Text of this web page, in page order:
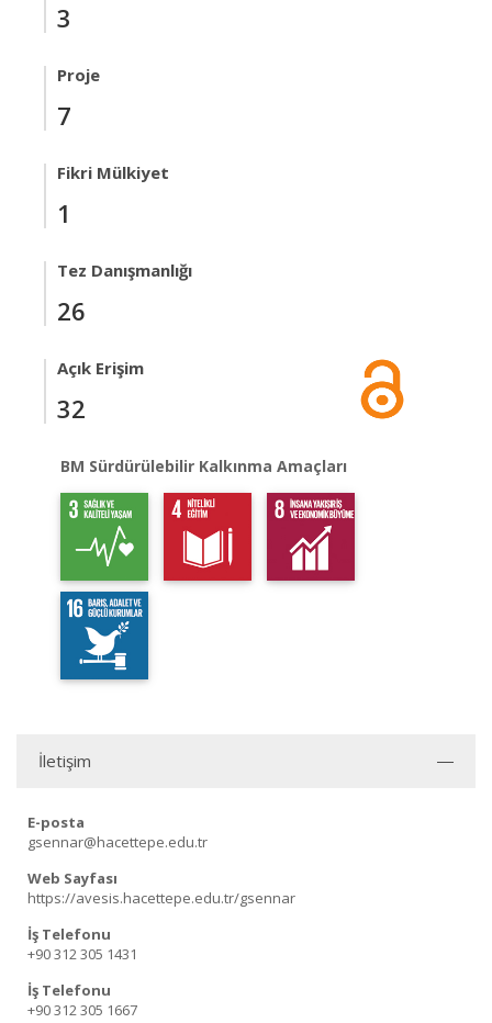
3
Proje
7
Fikri Mülkiyet
1
Tez Danışmanlığı
26
Açık Erişim
32
BM Sürdürülebilir Kalkınma Amaçları
İletişim
E-posta
gsennar@hacettepe.edu.tr
Web Sayfası
https://avesis.hacettepe.edu.tr/gsennar
İş Telefonu
+90 312 305 1431
İş Telefonu
+90 312 305 1667